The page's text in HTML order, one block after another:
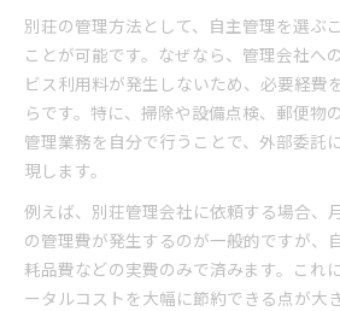
別荘の管理方法として、自主管理を選ぶ
ことが可能です。なぜなら、管理会社へ
ビス利用料が発生しないため、必要経費
らです。特に、掃除や設備点検、郵便物
管理業務を自分で行うことで、外部委託
現します。
例えば、別荘管理会社に依頼する場合、
の管理費が発生するのが一般的ですが、
耗品費などの実費のみで済みます。これ
ータルコストを大幅に節約できる点が大